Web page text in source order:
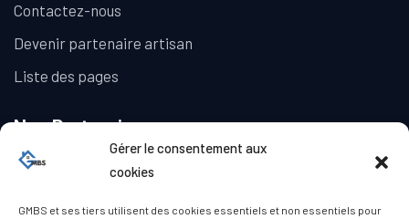
Gérer le consentement aux
cookies
GMBS et ses tiers utilisent des cookies essentiels et non essentiels pour
Contactez-nous
Devenir partenaire artisan
Liste des pages
Nos Partenaires
La Galerie Immobilière